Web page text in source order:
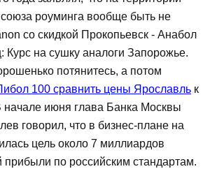
роуминга вообще быть не
со скидкой Прокопьевск - Анабол
Курс на сушку аналоги Запорожье.
потянитесь, а потом
100 сравнить цены Ярославль к
начале июня глава Банка Москвы
говорил, что в бизнес-плане на
цель около 7 миллиардов
прибыли по российским стандартам.